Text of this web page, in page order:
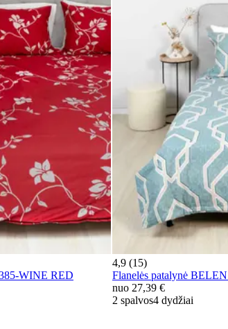
WINE RED
4,9 (15)
Flanelės patalynė
nuo 27,39 €
2 spalvos4 dydžiai